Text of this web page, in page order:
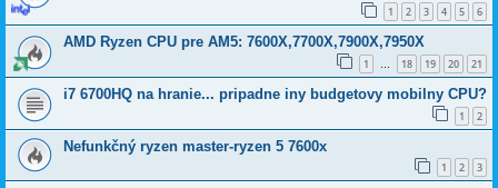
1 2 3 4 5 6
AMD Ryzen CPU pre AM5: 7600X,7700X,7900X,7950X
1 … 18 19 20 21
i7 6700HQ na hranie... pripadne iny budgetovy mobilny CPU?
1 2
Nefunkčný ryzen master-ryzen 5 7600x
1 2 3